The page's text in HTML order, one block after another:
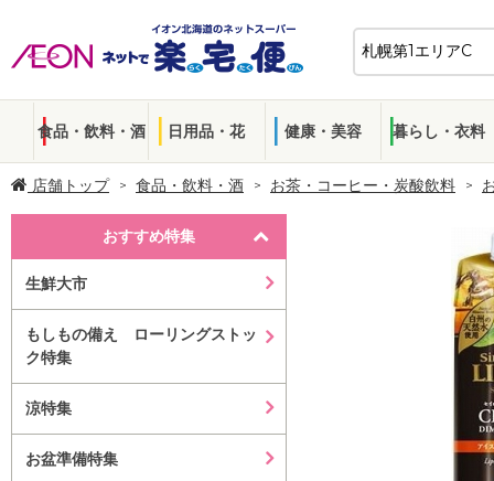
食品・飲料・酒 日用品・花 健康・美容 暮らし・衣料
店舗トップ 食品・飲料・酒 お茶・コーヒー・炭酸飲料
おすすめ特集
生鮮大市
もしもの備え ローリングストッ
ク特集
涼特集
お盆準備特集